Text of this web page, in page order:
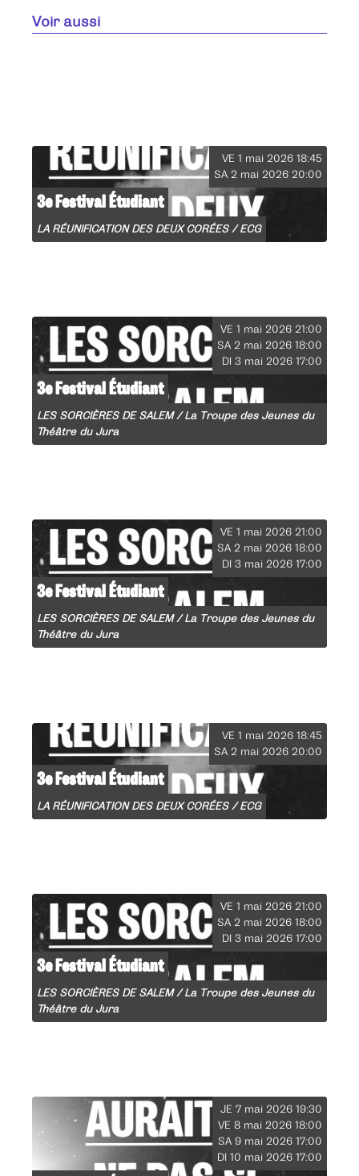
Voir aussi
VE 1 mai 2026 18:45
SA 2 mai 2026 20:00
3e Festival Étudiant
LA RÉUNIFICATION DES DEUX CORÉES / ECG
VE 1 mai 2026 21:00
SA 2 mai 2026 18:00
DI 3 mai 2026 17:00
3e Festival Étudiant
LES SORCIÈRES DE SALEM / La Troupe des Jeunes du
Théâtre du Jura
VE 1 mai 2026 21:00
SA 2 mai 2026 18:00
DI 3 mai 2026 17:00
3e Festival Étudiant
LES SORCIÈRES DE SALEM / La Troupe des Jeunes du
Théâtre du Jura
VE 1 mai 2026 18:45
SA 2 mai 2026 20:00
3e Festival Étudiant
LA RÉUNIFICATION DES DEUX CORÉES / ECG
VE 1 mai 2026 21:00
SA 2 mai 2026 18:00
DI 3 mai 2026 17:00
3e Festival Étudiant
LES SORCIÈRES DE SALEM / La Troupe des Jeunes du
Théâtre du Jura
JE 7 mai 2026 19:30
VE 8 mai 2026 18:00
SA 9 mai 2026 17:00
DI 10 mai 2026 17:00